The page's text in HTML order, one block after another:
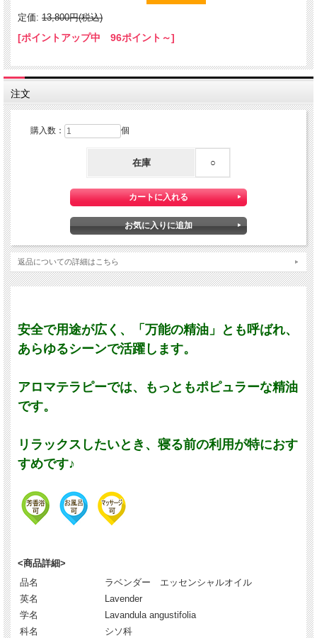
定価: 13,800円(税込)
[ポイントアップ中 96ポイント～]
注文
購入数： 個
在庫 ○
返品についての詳細はこちら
安全で用途が広く、「万能の精油」とも呼ばれ、
あらゆるシーンで活躍します。
アロマテラピーでは、もっともポピュラーな精油
です。
リラックスしたいとき、寝る前の利用が特におす
すめです♪
<商品詳細>
品名
ラベンダー エッセンシャルオイル
英名
Lavender
学名
Lavandula angustifolia
科名
シソ科